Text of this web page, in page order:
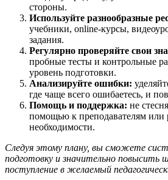
стороны.
Используйте разнообразные
учебники, online-курсы,
задания.
Регулярно проверяйте свои
пробные тесты и контрольные
уровень подготовки.
Анализируйте ошибки:
где чаще всего ошибаетесь, и
Помощь и поддержка: не
помощью к преподавателям или
необходимости.
Следуя этому плану, вы сможете
подготовку и значительно повысить
поступление в желаемый